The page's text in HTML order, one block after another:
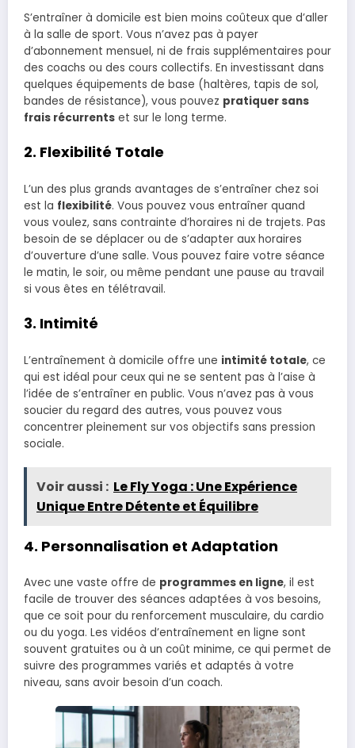
S’entraîner à domicile est bien moins coûteux que d’aller
à la salle de sport. Vous n’avez pas à payer
d’abonnement mensuel, ni de frais supplémentaires pour
des coachs ou des cours collectifs. En investissant dans
quelques équipements de base (haltères, tapis de sol,
bandes de résistance), vous pouvez pratiquer sans
frais récurrents et sur le long terme.
2. Flexibilité Totale
L’un des plus grands avantages de s’entraîner chez soi
est la flexibilité. Vous pouvez vous entraîner quand
vous voulez, sans contrainte d’horaires ni de trajets. Pas
besoin de se déplacer ou de s’adapter aux horaires
d’ouverture d’une salle. Vous pouvez faire votre séance
le matin, le soir, ou même pendant une pause au travail
si vous êtes en télétravail.
3. Intimité
L’entraînement à domicile offre une intimité totale, ce
qui est idéal pour ceux qui ne se sentent pas à l’aise à
l’idée de s’entraîner en public. Vous n’avez pas à vous
soucier du regard des autres, vous pouvez vous
concentrer pleinement sur vos objectifs sans pression
sociale.
Voir aussi : Le Fly Yoga : Une Expérience
Unique Entre Détente et Équilibre
4. Personnalisation et Adaptation
Avec une vaste offre de programmes en ligne, il est
facile de trouver des séances adaptées à vos besoins,
que ce soit pour du renforcement musculaire, du cardio
ou du yoga. Les vidéos d’entraînement en ligne sont
souvent gratuites ou à un coût minime, ce qui permet de
suivre des programmes variés et adaptés à votre
niveau, sans avoir besoin d’un coach.